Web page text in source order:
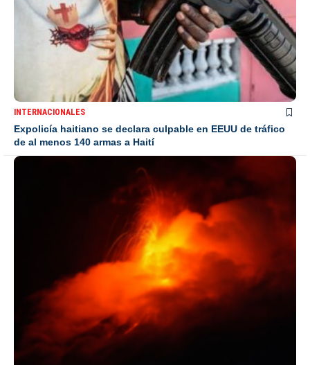
INTERNACIONALES
Expolicía haitiano se declara culpable en EEUU de tráfico
de al menos 140 armas a Haití